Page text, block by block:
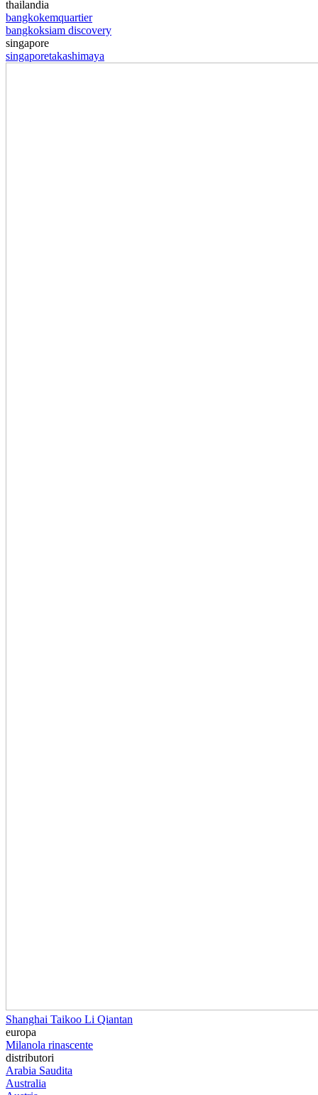
thailandia
bangkokemquartier
bangkoksiam discovery
singapore
singaporetakashimaya
Shanghai Taikoo Li Qiantan
europa
Milanola rinascente
distributori
Arabia Saudita
Australia